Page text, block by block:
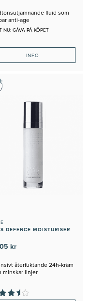
fluid som
anti-age
NU: GÅVA PÅ KÖPET
INFO
DEFENCE MOISTURISER
kr
återfuktande 24h-kräm
minskar linjer